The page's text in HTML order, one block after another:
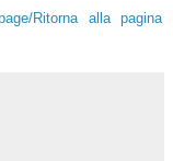
Ritorna alla pagina